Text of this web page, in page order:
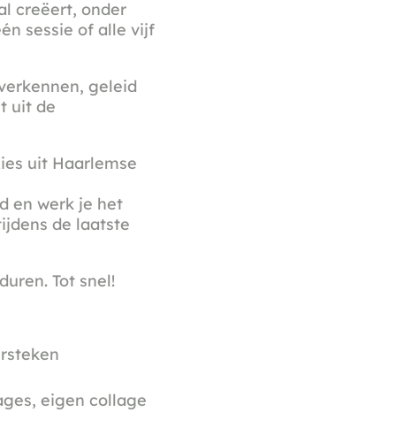
creëert, onder
sessie of alle vijf
geleid
uit de
uit Haarlemse
en werk je het
de laatste
Tot snel!
eigen collage